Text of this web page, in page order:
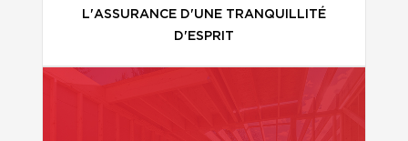
L'ASSURANCE D'UNE TRANQUILLITÉ
D'ESPRIT